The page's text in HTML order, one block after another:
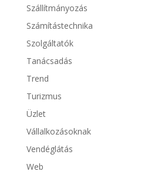
Szállítmányozás
Számítástechnika
Szolgáltatók
Tanácsadás
Trend
Turizmus
Üzlet
Vállalkozásoknak
Vendéglátás
Web